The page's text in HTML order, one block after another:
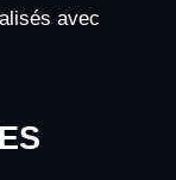
avec